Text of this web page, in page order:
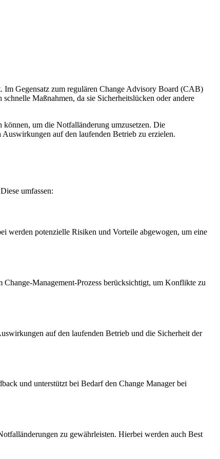
Gegensatz zum regulären Change Advisory Board (CAB)
Maßnahmen, da sie Sicherheitslücken oder andere
um die Notfalländerung umzusetzen. Die
auf den laufenden Betrieb zu erzielen.
umfassen:
werden potenzielle Risiken und Vorteile abgewogen, um eine
Management-Prozess berücksichtigt, um Konflikte zu
auf den laufenden Betrieb und die Sicherheit der
und unterstützt bei Bedarf den Change Manager bei
zu gewährleisten. Hierbei werden auch Best